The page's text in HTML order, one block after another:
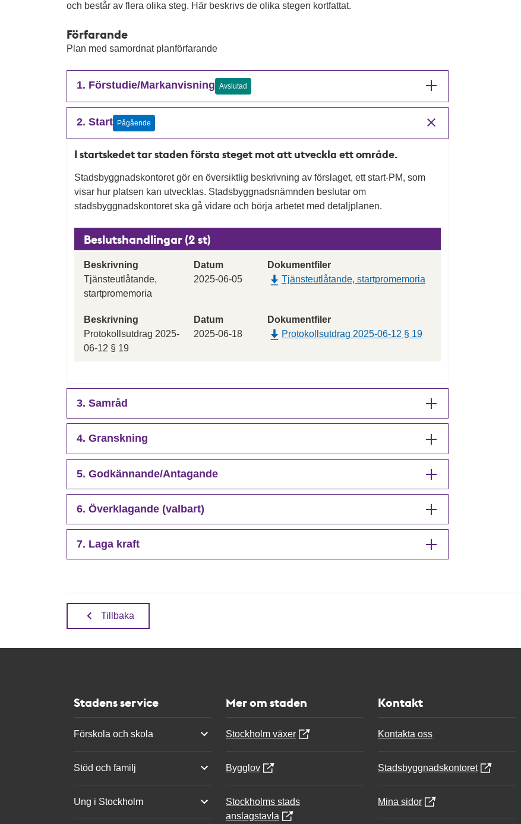
och består av flera olika steg. Här beskrivs de olika stegen kortfattat.
Förfarande
Plan med samordnat planförfarande
1. Förstudie/Markanvisning Avslutad
2. Start Pågående
I startskedet tar staden första steget mot att utveckla ett område.
Stadsbyggnadskontoret gör en översiktlig beskrivning av förslaget, ett start-PM, som
visar hur platsen kan utvecklas. Stadsbyggnadsnämnden beslutar om
stadsbyggnadskontoret ska gå vidare och börja arbetet med detaljplanen.
Beslutshandlingar (2 st)
Beskrivning
Tjänsteutlåtande,
startpromemoria
Datum
2025-06-05
Dokumentfiler
Tjänsteutlåtande, startpromemoria
Beskrivning
Protokollsutdrag 2025-
06-12 § 19
Datum
2025-06-18
Dokumentfiler
Protokollsutdrag 2025-06-12 § 19
3. Samråd
4. Granskning
5. Godkännande/Antagande
6. Överklagande (valbart)
7. Laga kraft
Tillbaka
Stadens service
Förskola och skola
Stöd och familj
Ung i Stockholm
Mer om staden
Stockholm växer
Bygglov
Stockholms stads
anslagstavla
Kontakt
Kontakta oss
Stadsbyggnadskontoret
Mina sidor